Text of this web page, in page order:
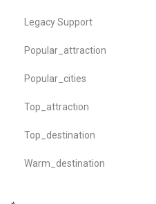
Legacy Support
Popular_attraction
Popular_cities
Top_attraction
Top_destination
Warm_destination